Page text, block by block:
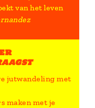
van het leven
jutwandeling met
maken met je